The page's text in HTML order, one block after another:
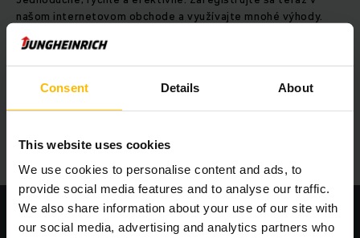
Consent Details About
This website uses cookies
We use cookies to personalise content and ads, to
provide social media features and to analyse our traffic.
We also share information about your use of our site with
our social media, advertising and analytics partners who
našom internetovom obchode a využívajte mnohé výhody.
ĎALŠIE INFORMÁCIE